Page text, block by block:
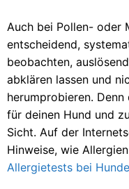
Auch bei Pollen- oder
entscheidend,
beobachten,
abklären lassen und
herumprobieren.
für deinen Hund und
Sicht. Auf der
Hinweise, wie
Allergietests bei